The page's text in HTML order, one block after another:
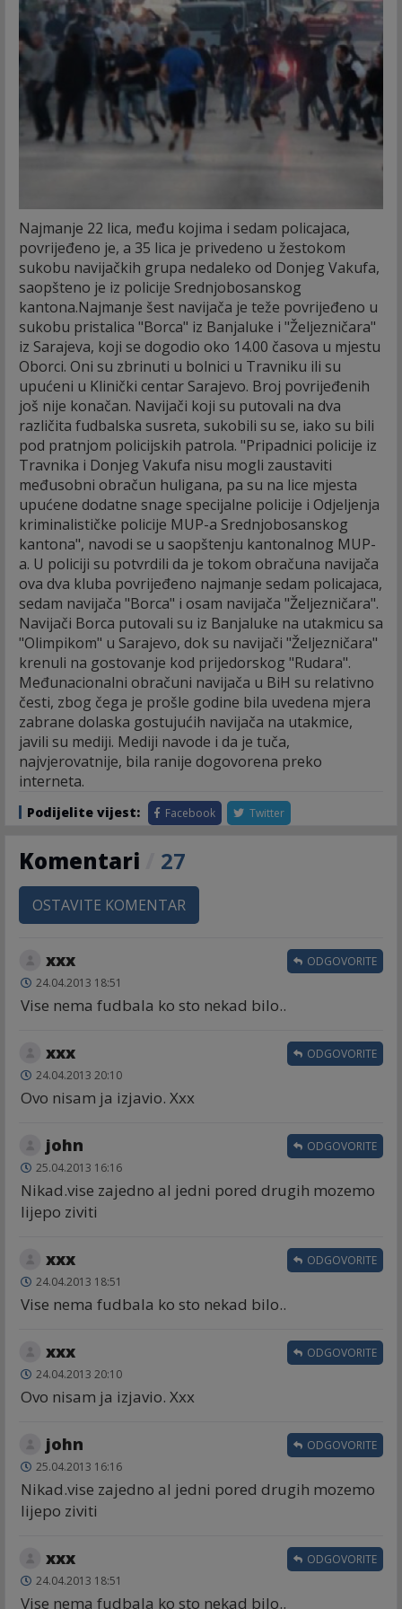
Najmanje 22 lica, među kojima i sedam policajaca,
povrijeđeno je, a 35 lica je privedeno u žestokom
sukobu navijačkih grupa nedaleko od Donjeg Vakufa,
saopšteno je iz policije Srednjobosanskog
kantona.Najmanje šest navijača je teže povrijeđeno u
sukobu pristalica "Borca" iz Banjaluke i "Željezničara"
iz Sarajeva, koji se dogodio oko 14.00 časova u mjestu
Oborci. Oni su zbrinuti u bolnici u Travniku ili su
upućeni u Klinički centar Sarajevo. Broj povrijeđenih
još nije konačan. Navijači koji su putovali na dva
različita fudbalska susreta, sukobili su se, iako su bili
pod pratnjom policijskih patrola. "Pripadnici policije iz
Travnika i Donjeg Vakufa nisu mogli zaustaviti
međusobni obračun huligana, pa su na lice mjesta
upućene dodatne snage specijalne policije i Odjeljenja
kriminalističke policije MUP-a Srednjobosanskog
kantona", navodi se u saopštenju kantonalnog MUP-
a. U policiji su potvrdili da je tokom obračuna navijača
ova dva kluba povrijeđeno najmanje sedam policajaca,
sedam navijača "Borca" i osam navijača "Željezničara".
Navijači Borca putovali su iz Banjaluke na utakmicu sa
"Olimpikom" u Sarajevo, dok su navijači "Željezničara"
krenuli na gostovanje kod prijedorskog "Rudara".
Međunacionalni obračuni navijača u BiH su relativno
česti, zbog čega je prošle godine bila uvedena mjera
zabrane dolaska gostujućih navijača na utakmice,
javili su mediji. Mediji navode i da je tuča,
najvjerovatnije, bila ranije dogovorena preko
interneta.
Podijelite vijest: Facebook Twitter
Komentari 27
OSTAVITE KOMENTAR
xxx
24.04.2013 18:51
Vise nema fudbala ko sto nekad bilo..
ODGOVORITE
xxx
24.04.2013 20:10
Ovo nisam ja izjavio. Xxx
ODGOVORITE
john
25.04.2013 16:16
Nikad.vise zajedno al jedni pored drugih mozemo
lijepo ziviti
ODGOVORITE
xxx
24.04.2013 18:51
Vise nema fudbala ko sto nekad bilo..
ODGOVORITE
xxx
24.04.2013 20:10
Ovo nisam ja izjavio. Xxx
ODGOVORITE
john
25.04.2013 16:16
Nikad.vise zajedno al jedni pored drugih mozemo
lijepo ziviti
ODGOVORITE
xxx
24.04.2013 18:51
Vise nema fudbala ko sto nekad bilo..
ODGOVORITE